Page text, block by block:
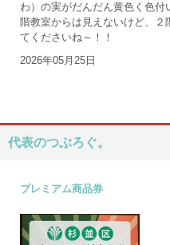
わ）の実がだんだん黄色く色付
階教室からは見えないけど、
てくださいね～！！
2026年05月25日
代表のつぶろぐ。
プレミアム商品券